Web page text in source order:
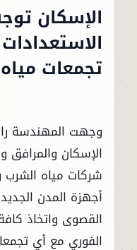
الإسكان
تجمعات
وجهت المهندسة
الإسكان والمرافق
شركات مياه
أجهزة المدن
القصوى واتخاذ كافة
الفوري مع أي